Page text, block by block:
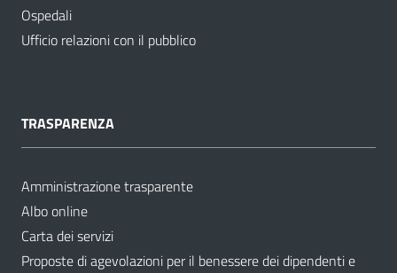
Ospedali
Ufficio relazioni con il pubblico
TRASPARENZA
Amministrazione trasparente
Albo online
Carta dei servizi
Proposte di agevolazioni per il benessere dei dipendenti e